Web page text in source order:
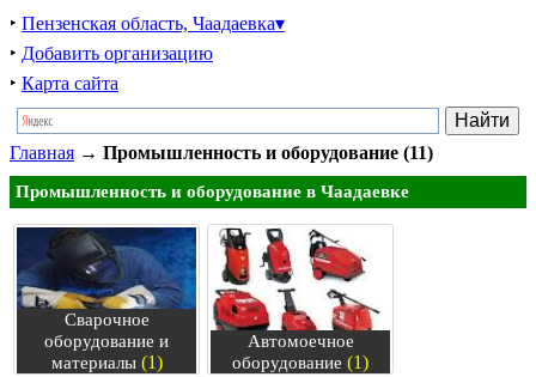
‣ Пензенская область, Чаадаевка▾
‣ Добавить организацию
‣ Карта сайта
Главная → Промышленность и оборудование (11)
Промышленность и оборудование в Чаадаевке
Сварочное
оборудование и
материалы(1)
Автомоечное
оборудование (1)